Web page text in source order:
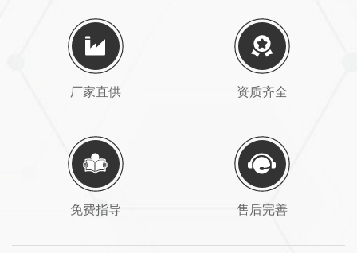
厂家直供 资质齐全
免费指导 售后完善